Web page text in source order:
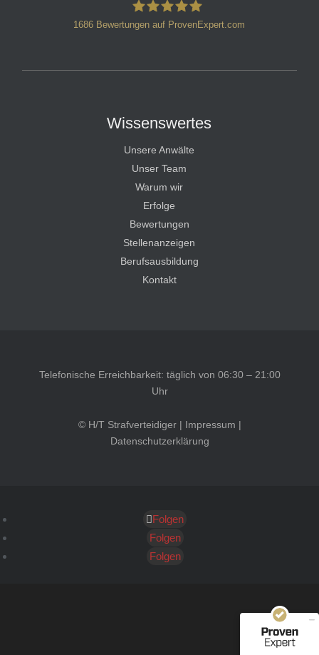
1686 Bewertungen auf ProvenExpert.com
Wissenswertes
Unsere Anwälte
Unser Team
Warum wir
Erfolge
Bewertungen
Stellenanzeigen
Berufsausbildung
Kontakt
Telefonische Erreichbarkeit: täglich von 06:30 – 21:00
Uhr
© H/T Strafverteidiger | Impressum |
Datenschutzerklärung
Folgen
Folgen
Folgen
Kundenbewertungen und Erfahrungen zu
SEHR GUT
40
Bewertungen auf